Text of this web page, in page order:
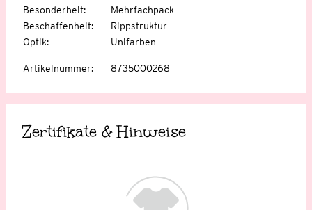
Besonderheit:
Mehrfachpack
Beschaffenheit:
Rippstruktur
Optik: Unifarben
Artikelnummer: 8735000268
Zertifikate & Hinweise